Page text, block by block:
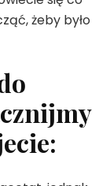
żeby było